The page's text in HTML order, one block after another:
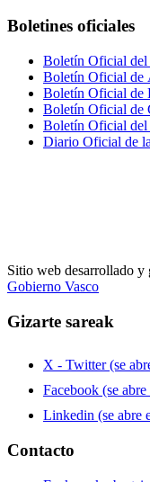
Boletines oficiales
Boletín Oficial del
Boletín Oficial de
Boletín Oficial de
Boletín Oficial de
Boletín Oficial del
Diario Oficial de
Sitio web desarrollado y
Gobierno Vasco
Gizarte sareak
X - Twitter (se
Facebook (se
Linkedin (se abre
Contacto